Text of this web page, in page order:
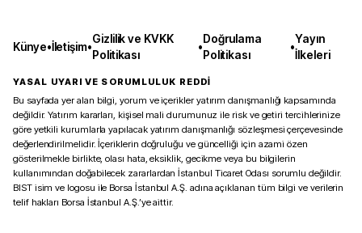
Künye•İletişim•
Gizlilik ve KVKK
Politikası
•
Doğrulama
Politikası
•
Yayın
İlkeleri
YASAL UYARI VE SORUMLULUK REDDİ
Bu sayfada yer alan bilgi, yorum ve içerikler yatırım danışmanlığı kapsamında
değildir. Yatırım kararları, kişisel mali durumunuz ile risk ve getiri tercihlerinize
göre yetkili kurumlarla yapılacak yatırım danışmanlığı sözleşmesi çerçevesinde
değerlendirilmelidir. İçeriklerin doğruluğu ve güncelliği için azami özen
gösterilmekle birlikte, olası hata, eksiklik, gecikme veya bu bilgilerin
kullanımından doğabilecek zararlardan İstanbul Ticaret Odası sorumlu değildir.
BIST isim ve logosu ile Borsa İstanbul A.Ş. adına açıklanan tüm bilgi ve verilerin
telif hakları Borsa İstanbul A.Ş.’ye aittir.